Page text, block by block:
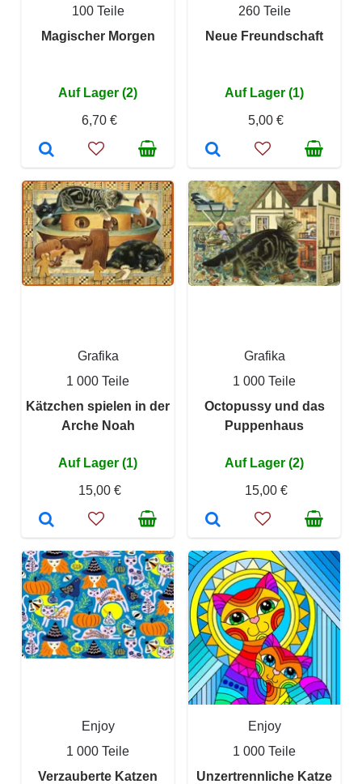
100 Teile
Magischer Morgen
Auf Lager (2)
6,70 €
260 Teile
Neue Freundschaft
Auf Lager (1)
5,00 €
Grafika
1 000 Teile
Kätzchen spielen in der
Arche Noah
Auf Lager (1)
15,00 €
Grafika
1 000 Teile
Octopussy und das
Puppenhaus
Auf Lager (2)
15,00 €
Enjoy
1 000 Teile
Verzauberte Katzen
Enjoy
1 000 Teile
Unzertrennliche Katze